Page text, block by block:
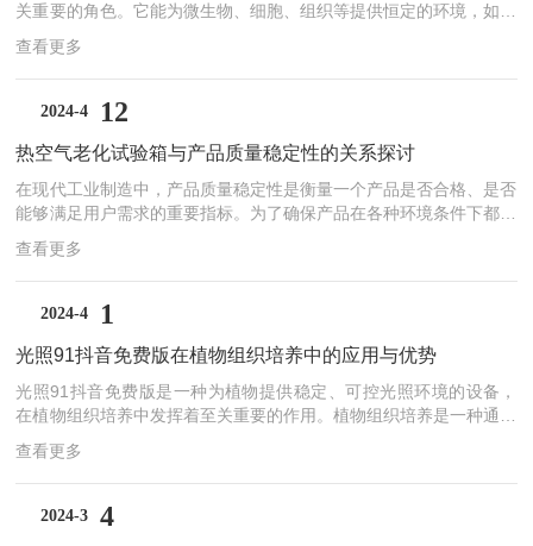
关重要的角色。它能为微生物、细胞、组织等提供恒定的环境，如温
度、湿度以及光照条件，从而确保其正常生长和繁殖。然而，对于许
多初学者来说，如何正确使用和维护91抖音免费版却是一个不小的
挑战。本文旨在为您提供一份详尽的操作指南，帮助您轻松掌握使用
技巧，确保实验结果的准确性和可靠性。一、基本构造与功能光照生
组成。箱体内部设有多层培养架，可满足不同实验需求。控制系统负
责维持箱体内的温度、湿度...
查看更多
2024-4 12
热空气老化试验箱与产品质量稳定性的关系探讨
在现代工业制造中，产品质量稳定性是衡量一个产品是否合格、是否
能够满足用户需求的重要指标。为了确保产品在各种环境条件下都能
保持其原有的性能和质量，各种测试设备和方法被广泛应用于产品的
研发和生产过程中。其中，热空气老化试验箱作为一种重要的环境模
拟设备，在评估产品质量稳定性方面发挥着作用。一、基本原理与功
能热空气老化试验箱是一种能够模拟高温环境的测试设备，通过控制
加热元件产生高温，使被测产品在这样的环境中经受长时间的考
验。...
查看更多
2024-4 1
光照91抖音免费版在植物组织培养中的应用与优势
光照91抖音免费版是一种为植物提供稳定、可控光照环境的设备，
在植物组织培养中发挥着至关重要的作用。植物组织培养是一种通过
无菌操作，在人工控制的环境条件下，利用植物细胞的全能性使离体
组织或细胞再生成为完整植株的技术。而光照91抖音免费版，正是
为这一技术提供了理想的光照条件。在植物组织培养过程中，光照是
影响植物生长和发育的关键因素之一。光照91抖音免费版通过精确
查看更多
2024-3 4